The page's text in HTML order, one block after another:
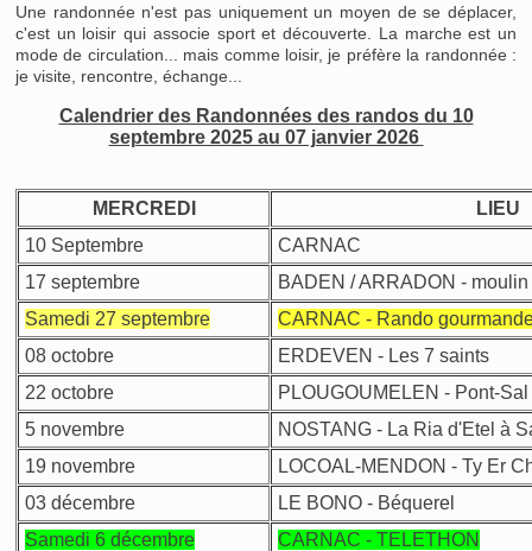
Une randonnée n'est pas uniquement un moyen de se déplacer,
c'est un loisir qui associe sport et découverte. La marche est un
mode de circulation... mais comme loisir, je préfère la randonnée :
je visite, rencontre, échange...
Calendrier des Randonnées des randos du 10
septembre 2025 au 07 janvier 2026
MERCREDI
LIEU
10 Septembre
CARNAC
17 septembre
BADEN / ARRADON -
Samedi 27 septembre
CARNAC - Rando
08 octobre
ERDEVEN - Les 7 saints
22 octobre
PLOUGOUMELEN - Pont-Sal
5 novembre
NOSTANG - La Ria d'Etel à
19 novembre
LOCOAL-MENDON - Ty Er
03 décembre
LE BONO - Béquerel
Samedi 6 décembre
CARNAC - TELETHON